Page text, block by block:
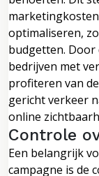
optimaliseren,
budgetten.
bedrijven met
profiteren van
gericht verkeer
online
Controle
Een belangrijk
campagne is de